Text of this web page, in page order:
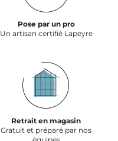
Pose par un pro
Un artisan certifié Lapeyre
Retrait en magasin
Gratuit et préparé par nos